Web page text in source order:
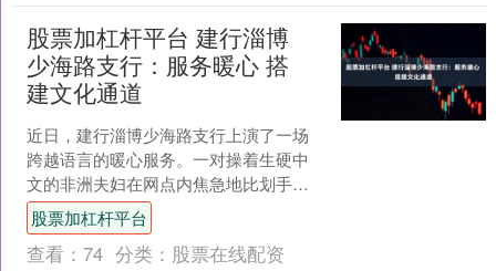
股票加杠杆平台 建行淄博
少海路支行：服务暖心 搭
建文化通道
近日，建行淄博少海路支行上演了一场
跨越语言的暖心服务。一对操着生硬中
文的非洲夫妇在网点内焦急地比划手
势，工作人员第一时间上前，用流利英
语沟通，成功为其解决业务难....
股票加杠杆平台
查看： 74 分类： 股票在线配资